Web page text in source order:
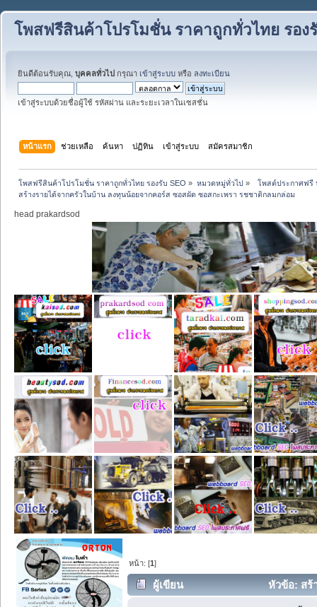
โพสฟรีสินค้าโปรโมชั่น ราคาถูกทั่วไทย รอง
ยินดีต้อนรับคุณ, บุคคลทั่วไป กรุณา เข้าสู่ระบบ หรือ ลงทะเบียน
เข้าสู่ระบบด้วยชื่อผู้ใช้ รหัสผ่าน และระยะเวลาในเซสชั่น
หน้าแรก ช่วยเหลือ ค้นหา ปฏิทิน เข้าสู่ระบบ สมัครสมาชิก
โพสฟรีสินค้าโปรโมชั่น ราคาถูกทั่วไทย รองรับ SEO » หมวดหมู่ทั่วไป»
โพสต์ประกาศฟรี
สร้างรายได้จากครัวในบ้าน ลงทุนน้อยจากคอร์ส ซอสผัด ซอสกะเพรา รชชาติกลมกล่อม
head prakardsod
หน้า: [1]
ผู้เขียน
หัวข้อ: สร้